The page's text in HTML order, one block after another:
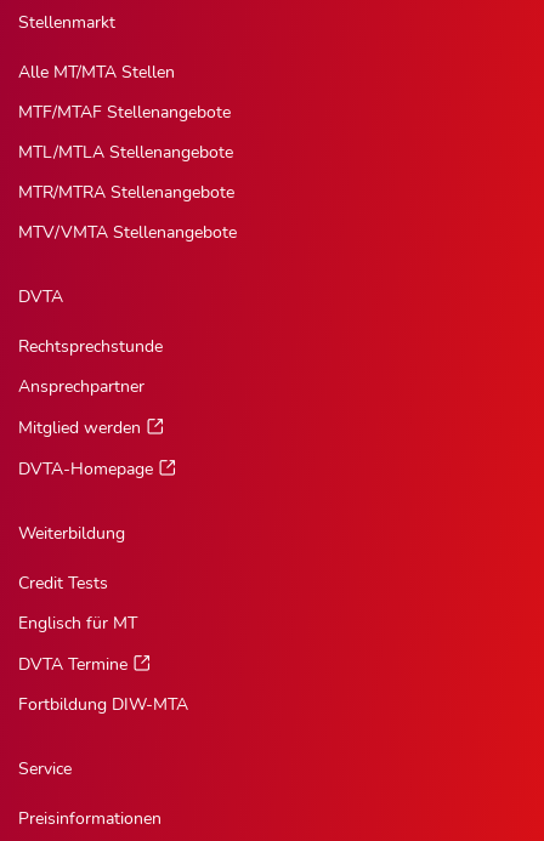
Stellenmarkt
Alle MT/MTA Stellen
MTF/MTAF Stellenangebote
MTL/MTLA Stellenangebote
MTR/MTRA Stellenangebote
MTV/VMTA Stellenangebote
DVTA
Rechtsprechstunde
Ansprechpartner
Mitglied werden
DVTA-Homepage
Weiterbildung
Credit Tests
Englisch für MT
DVTA Termine
Fortbildung DIW-MTA
Service
Preisinformationen